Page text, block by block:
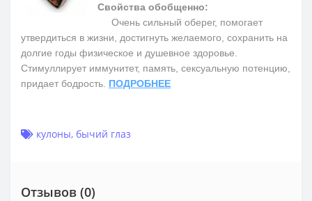
Свойства обобщенно:
Очень сильный оберег, помогает
утвердиться в жизни, достигнуть желаемого, сохранить на
долгие годы физическое и душевное здоровье.
Cтимуллирует иммунитет, память, сексуальную потенцию,
придает бодрость. ПОДРОБНЕЕ
кулоны, бычий глаз
Отзывов (0)